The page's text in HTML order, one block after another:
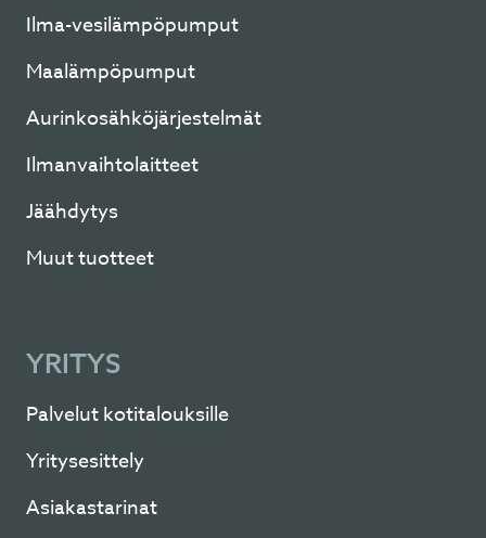
Ilma-vesilämpöpumput
Maalämpöpumput
Aurinkosähköjärjestelmät
Ilmanvaihtolaitteet
Jäähdytys
Muut tuotteet
YRITYS
Palvelut kotitalouksille
Yritysesittely
Asiakastarinat